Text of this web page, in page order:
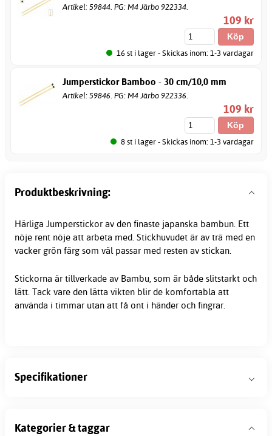
Artikel: 59844. PG: M4 Järbo 922334.
109 kr
16 st i lager - Skickas inom: 1-3 vardagar
Jumperstickor Bamboo - 30 cm/10,0 mm
Artikel: 59846. PG: M4 Järbo 922336.
109 kr
8 st i lager - Skickas inom: 1-3 vardagar
Produktbeskrivning:
Härliga Jumperstickor av den finaste japanska bambun. Ett
nöje rent nöje att arbeta med. Stickhuvudet är av trä med en
vacker grön färg som väl passar med resten av stickan.
Stickorna är tillverkade av Bambu, som är både slitstarkt och
lätt. Tack vare den lätta vikten blir de komfortabla att
använda i timmar utan att få ont i händer och fingrar.
Specifikationer
Kategorier & taggar